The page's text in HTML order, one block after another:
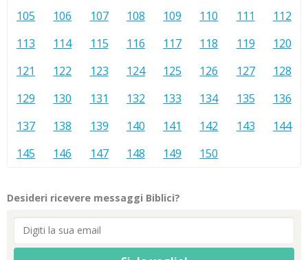
105
106 107 108 109 110 111
112
113
114 115 116 117 118 119
120
121
122 123 124 125 126 127
128
129
130 131 132 133 134 135
136
137
138 139 140 141 142 143
144
145
146 147 148 149 150
Desideri ricevere messaggi Biblici?